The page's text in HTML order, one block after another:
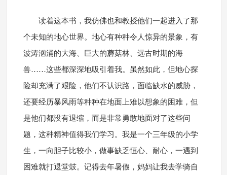
读着这本书，我仿佛也和教授他们一起进入了那
个未知的地心世界。地心有种种令人惊异的景象，有
波涛汹涌的大海、巨大的蘑菇林、远古时期的海
兽……这些都深深地吸引着我。虽然如此，但地心探
险却充满了艰险，他们不认识路，面临缺水的威胁，
还要经历暴风雨等种种在地面上难以想象的困难，但
是他们都没有退缩，而是非常勇敢地面对了这些问
题，这种精神值得我们学习。我是一个三年级的小学
生，一向胆子比较小，做事缺乏恒心、耐心，一遇到
困难就打退堂鼓。记得去年暑假，妈妈让我去学骑自